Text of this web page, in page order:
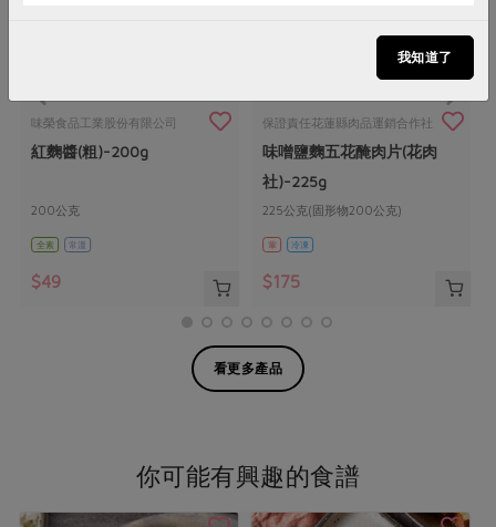
味榮食品工業股份有限公司
紅麴醬(粗)-200g
200公克
全素 常溫
$49
保證責任花蓮縣肉品運銷合作社
味噌鹽麴五花醃肉片(花肉
社)-225g
225公克(固形物200公克)
葷 冷凍
$175
看更多產品
你可能有興趣的食譜
我知道了